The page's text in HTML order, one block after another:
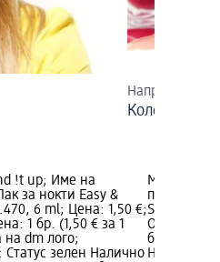
Направете си
Коледен
!t up; Име на
за нокти Easy &
6 ml; Цена: 1,50 €;
1 бр. (1,50 € за 1
dm лого;
Статус зелен Налично
Марка:
продукта:
Speedy,
Основна
бр.); Марка